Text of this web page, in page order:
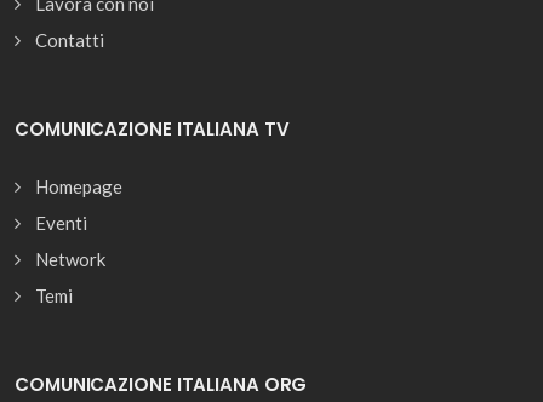
Contatti
COMUNICAZIONE ITALIANA TV
Homepage
Eventi
Network
Temi
COMUNICAZIONE ITALIANA ORG